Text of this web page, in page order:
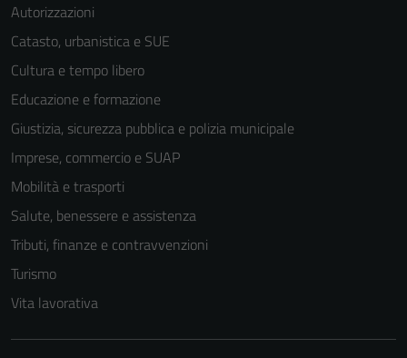
Autorizzazioni
Catasto, urbanistica e SUE
Cultura e tempo libero
Educazione e formazione
Giustizia, sicurezza pubblica e polizia municipale
Imprese, commercio e SUAP
Mobilità e trasporti
Salute, benessere e assistenza
Tributi, finanze e contravvenzioni
Turismo
Vita lavorativa